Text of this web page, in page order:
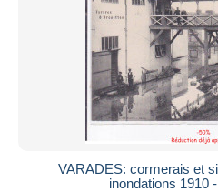
VARADES: cormerais et
inondations 1910